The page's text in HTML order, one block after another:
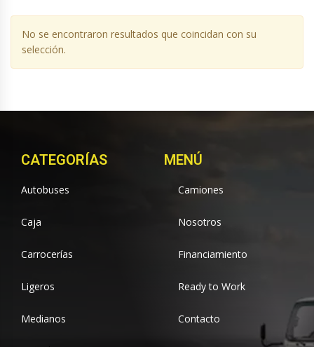
No se encontraron resultados que coincidan con su
selección.
CATEGORÍAS
Autobuses
Caja
Carrocerías
Ligeros
Medianos
MENÚ
Camiones
Nosotros
Financiamiento
Ready to Work
Contacto